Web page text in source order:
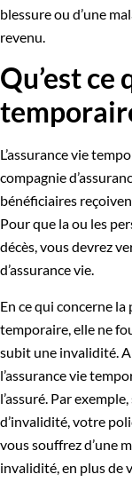
blessure ou d’une
revenu.
Qu’est ce
L’assurance vie
compagnie
bénéficiaires
Pour que la ou les
décès, vous devrez
d’assurance vie.
En ce qui concerne
temporaire, elle ne
subit une invalidité.
l’assurance vie
l’assuré. Par
d’invalidité, votre
vous souffrez d’une
invalidité, en plus de